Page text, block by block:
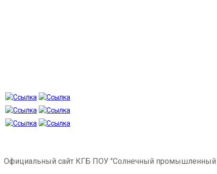
Официальный сайт КГБ ПОУ "Солнечный промышленный